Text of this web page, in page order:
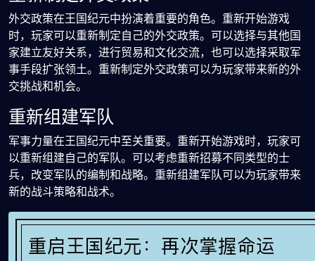
外交政策在王国纪元中扮演着重要的角色。重新开始游戏
时，玩家可以重新制定自己的外交政策。可以选择与其他国
家建立友好关系，进行贸易和文化交流，也可以选择采取军
事手段扩张领土。重新制定外交政策可以为玩家带来新的外
交挑战和机会。
重新组建军队
军事力量在王国纪元中至关重要。重新开始游戏时，玩家可
以重新组建自己的军队。可以考虑重新招募不同类型的士
兵，改变军队的编制和战略。重新组建军队可以为玩家带来
新的战斗策略和战术。